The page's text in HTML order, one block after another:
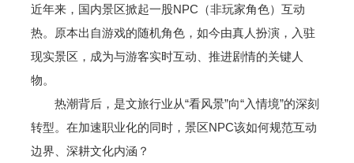
近年来，国内景区掀起一股NPC（非玩家角色）互动
热。原本出自游戏的随机角色，如今由真人扮演，入驻
现实景区，成为与游客实时互动、推进剧情的关键人
物。
热潮背后，是文旅行业从“看风景”向“入情境”的深刻
转型。在加速职业化的同时，景区NPC该如何规范互动
边界、深耕文化内涵？